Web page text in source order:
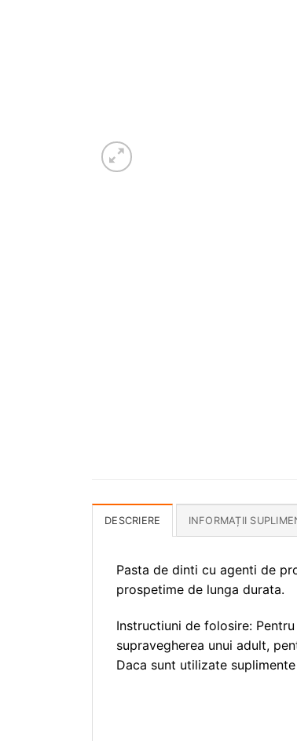
DESCRIERE INFORMAȚII
Pasta de dinti cu agenti de
prospetime de lunga durata.
Instructiuni de folosire:
supravegherea unui adult,
Daca sunt utilizate